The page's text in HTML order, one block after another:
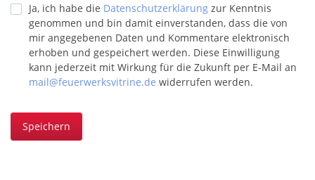
Ja, ich habe die Datenschutzerklärung zur Kenntnis
genommen und bin damit einverstanden, dass die von
mir angegebenen Daten und Kommentare elektronisch
erhoben und gespeichert werden. Diese Einwilligung
kann jederzeit mit Wirkung für die Zukunft per E-Mail an
mail@feuerwerksvitrine.de widerrufen werden.
Speichern